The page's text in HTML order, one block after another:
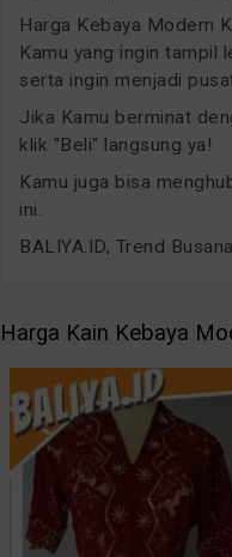
Harga Kebaya Modern
Kamu yang ingin tampil
serta ingin menjadi
Jika Kamu berminat
klik "Beli" langsung ya!
Kamu juga bisa
ini.
BALIYA.ID, Trend
Harga Kain Kebaya